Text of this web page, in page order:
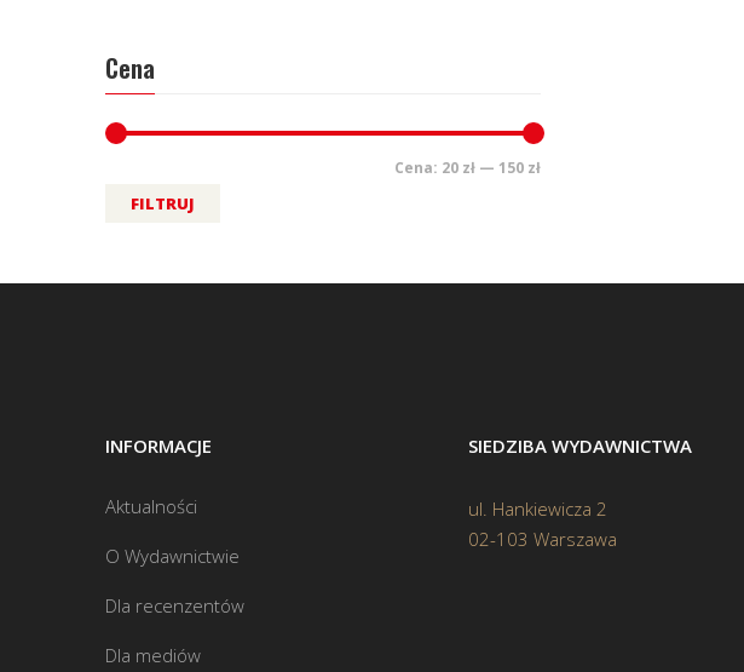
Cena
FILTRUJ
Cena: 20 zł — 150 zł
INFORMACJE
Aktualności
O Wydawnictwie
Dla recenzentów
Dla mediów
SIEDZIBA WYDAWNICTWA
ul. Hankiewicza 2
02-103 Warszawa